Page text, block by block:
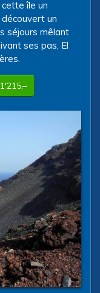
île un
un
séjours mêlant
ses pas, El